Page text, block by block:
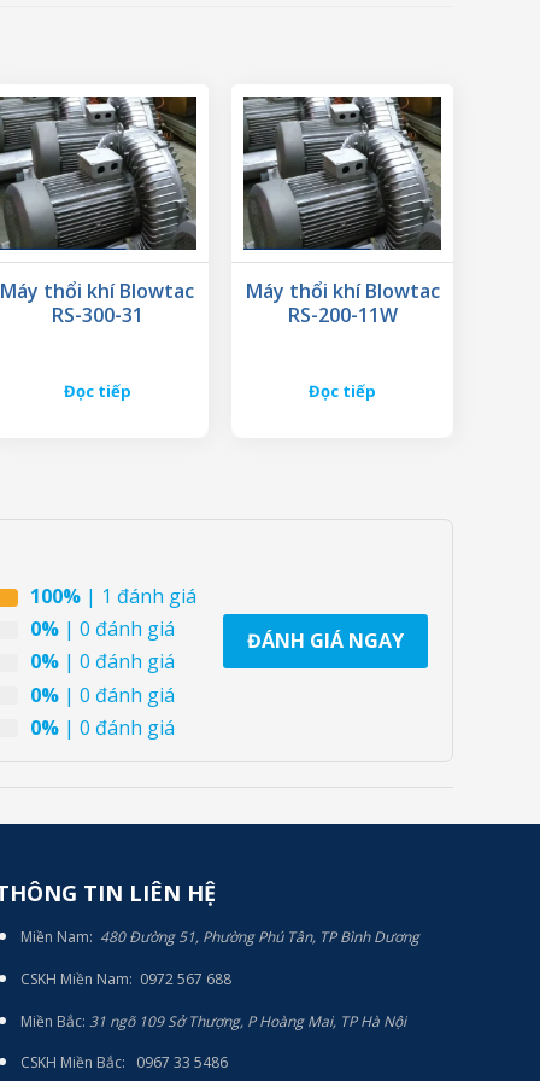
Máy thổi khí Blowtac
RS-300-31
Đọc tiếp
Máy thổi khí Blowtac
RS-200-11W
Đọc tiếp
100% | 1 đánh giá
0% | 0 đánh giá
0% | 0 đánh giá
0% | 0 đánh giá
0% | 0 đánh giá
ĐÁNH GIÁ NGAY
TIN LIÊN HỆ
Miền Nam: 480 Đường 51, Phường Phú Tân, TP Bình Dương
CSKH Miền Nam: 0972 567 688
Miền Bắc: 31 ngõ 109 Sở Thượng, P Hoàng Mai, TP Hà Nội
CSKH Miền Bắc: 0967 33 5486